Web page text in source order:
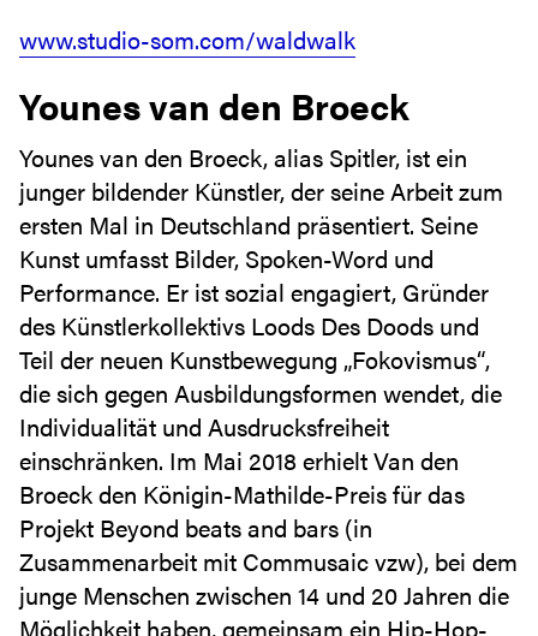
www.studio-som.com/waldwalk
Younes van den Broeck
Younes van den Broeck, alias Spitler, ist ein
junger bildender Künstler, der seine Arbeit zum
ersten Mal in Deutschland präsentiert. Seine
Kunst umfasst Bilder, Spoken-Word und
Performance. Er ist sozial engagiert, Gründer
des Künstlerkollektivs Loods Des Doods und
Teil der neuen Kunstbewegung „Fokovismus“,
die sich gegen Ausbildungsformen wendet, die
Individualität und Ausdrucksfreiheit
einschränken. Im Mai 2018 erhielt Van den
Broeck den Königin-Mathilde-Preis für das
Projekt Beyond beats and bars (in
Zusammenarbeit mit Commusaic vzw), bei dem
junge Menschen zwischen 14 und 20 Jahren die
Möglichkeit haben, gemeinsam ein Hip-Hop-